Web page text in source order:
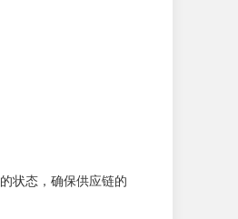
状态，确保供应链的